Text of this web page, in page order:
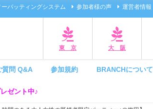
ーバッティングシステム 参加者様の声 運営者情報
東 京 大 阪
質問 Q&A 参加規約 BRANCHについて
ゼント中♪